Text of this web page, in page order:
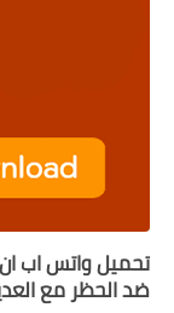
ضد الحظر مع